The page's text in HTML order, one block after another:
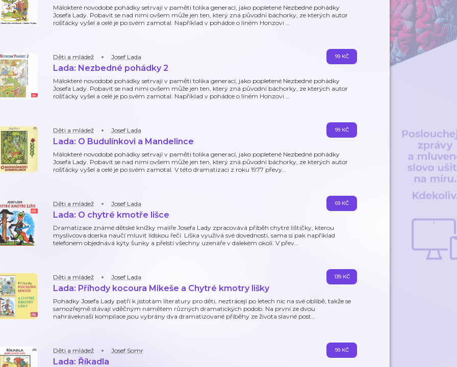
Málokteré novodobé pohádky setrvají v paměti tolika generací, jako popletené Nezbedné pohádky
Josefa Lady. Pobavit se nad nimi ovšem může jen ten, který zná původní báchorky, ze kterých autor
rošťácky vyšel a celé je po svém zamotal. Například v pohádce o líném Honzovi …
Děti a mládež Josef Lada
Lada: Nezbedné pohádky 2
Málokteré novodobé pohádky setrvají v paměti tolika generací, jako popletené Nezbedné pohádky
Josefa Lady. Pobavit se nad nimi ovšem může jen ten, který zná původní báchorky, ze kterých autor
rošťácky vyšel a celé je po svém zamotal. Například v pohádce o líném Honzovi …
99 KČ
Děti a mládež Josef Lada
Lada: O Budulínkovi a Mandelince
Málokteré novodobé pohádky setrvají v paměti tolika generací, jako popletené Nezbedné pohádky
Josefa Lady. Pobavit se nad nimi ovšem může jen ten, který zná původní báchorky, ze kterých autor
rošťácky vyšel a celé je po svém zamotal. V této dramatizaci z roku 1977 převy…
99 KČ
Děti a mládež Josef Lada
Lada: O chytré kmotře lišce
Dramatizace známé dětské knížky malíře Josefa Lady zpracovává příběh chytré lištičky, kterou
myslivcova dcerka naučí mluvit lidskou řečí. Liška využívá své dovednosti, sama si pak například
telefonem objednává kýty šunky a přelstí všechny uzenáře v dalekém okolí. V přev…
69 KČ
Děti a mládež Josef Lada
Lada: Příhody kocoura Mikeše a Chytré kmotry lišky
Pohádky Josefa Lady patří k jistotám literatury pro děti, neztrácejí po letech nic na své oblibě, takže se
samozřejmě stávají vděčným námětem různých dramatických podob. Na první ze dvou
nahráveknaší kompilace jsou vybrány dva dramatizované příběhy ze života slavné post…
139 KČ
Děti a mládež Josef Somr
Lada: Říkadla
99 KČ